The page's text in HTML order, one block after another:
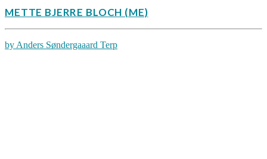
METTE BJERRE BLOCH (ME)
by Anders Søndergaaard Terp